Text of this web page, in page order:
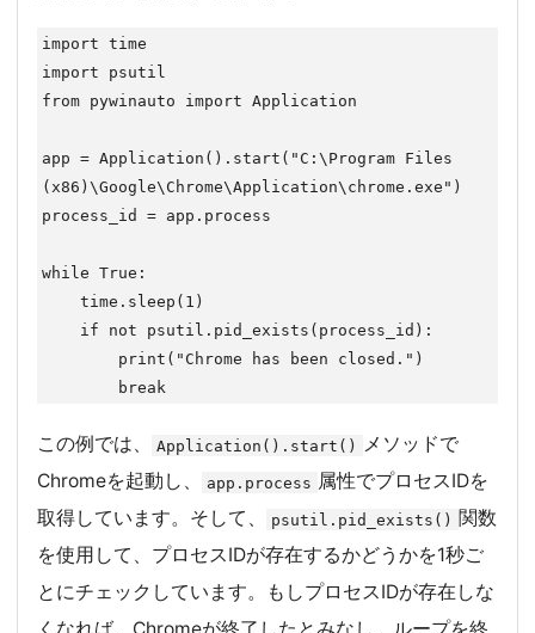
import time
import psutil
from pywinauto import Application
app = Application().start("C:\Program Files
(x86)\Google\Chrome\Application\chrome.exe")
process_id = app.process
while True:
    time.sleep(1)
この例では、 Application().start()
メソッドで
Chromeを起動し、
app.process 属性でプロセスIDを
取得しています。そして、
psutil.pid_exists() 関数
を使用して、プロセスIDが存在するかどうかを1秒ご
とにチェックしています。もしプロセスIDが存在しな